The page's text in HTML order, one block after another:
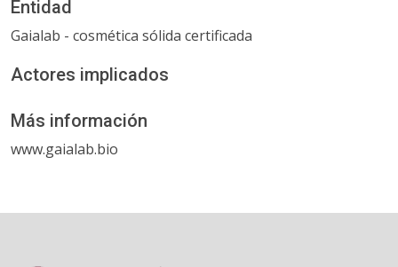
Entidad
Gaialab - cosmética sólida certificada
Actores implicados
Más información
www.gaialab.bio